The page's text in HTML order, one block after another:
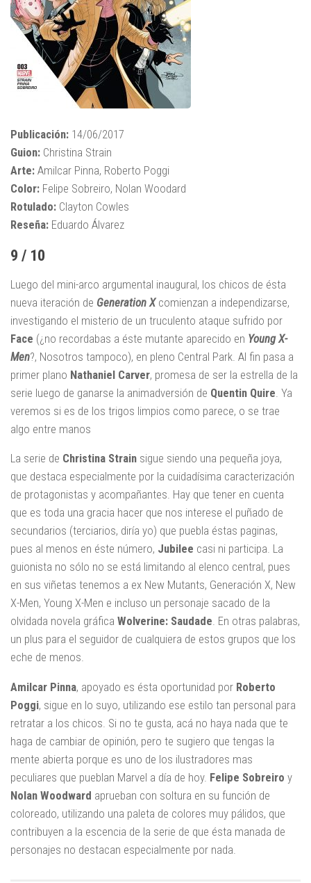
Publicación: 14/06/2017
Guion: Christina Strain
Arte: Amilcar Pinna, Roberto Poggi
Color: Felipe Sobreiro, Nolan Woodard
Rotulado: Clayton Cowles
Reseña: Eduardo Álvarez
9 / 10
Luego del mini-arco argumental inaugural, los chicos de ésta
nueva iteración de Generation Xcomienzan a independizarse,
investigando el misterio de un truculento ataque sufrido por
Face (¿no recordabas a éste mutante aparecido en Young X-
Men?, Nosotros tampoco), en pleno Central Park. Al fin pasa a
primer plano Nathaniel Carver, promesa de ser la estrella de la
serie luego de ganarse la animadversión de Quentin Quire . Ya
veremos si es de los trigos limpios como parece, o se trae
algo entre manos
La serie de Christina Strain sigue siendo una pequeña joya,
que destaca especialmente por la cuidadísima caracterización
de protagonistas y acompañantes. Hay que tener en cuenta
que es toda una gracia hacer que nos interese el puñado de
secundarios (terciarios, diría yo) que puebla éstas paginas,
pues al menos en éste número, Jubilee casi ni participa. La
guionista no sólo no se está limitando al elenco central, pues
en sus viñetas tenemos a ex New Mutants, Generación X, New
X-Men, Young X-Men e incluso un personaje sacado de la
olvidada novela gráfica Wolverine: Saudade. En otras palabras,
un plus para el seguidor de cualquiera de estos grupos que los
eche de menos.
Amilcar Pinna, apoyado es ésta oportunidad por Roberto
Poggi, sigue en lo suyo, utilizando ese estilo tan personal para
retratar a los chicos. Si no te gusta, acá no haya nada que te
haga de cambiar de opinión, pero te sugiero que tengas la
mente abierta porque es uno de los ilustradores mas
peculiares que pueblan Marvel a día de hoy. Felipe Sobreiro y
Nolan Woodward aprueban con soltura en su función de
coloreado, utilizando una paleta de colores muy pálidos, que
contribuyen a la escencia de la serie de que ésta manada de
personajes no destacan especialmente por nada.